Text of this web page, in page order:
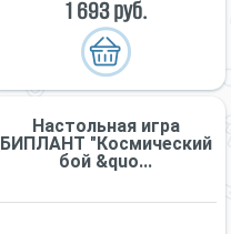
1 693 руб.
Настольная игра
БИПЛАНТ "Космический
бой &quo...